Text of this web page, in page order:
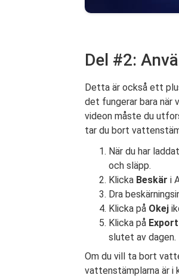
Del #2:
Detta är också ett
det fungerar bara när
videon måste du
tar du bort
När du har
och släpp.
Klicka Beskär i
Dra
Klicka på Okej
Klicka på Export
slutet av dagen.
Om du vill ta bort
vattenstämplarna är i